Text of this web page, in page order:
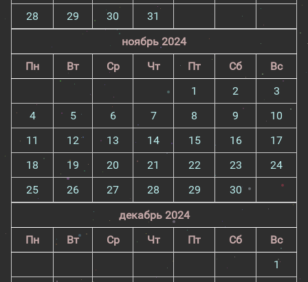
28
29 30
31
ноябрь 2024
Пн
Вт Ср Чт Пт Сб
Вс
1
2
3
4
5 6 7 8 9
10
11
12 13 14 15 16
17
18
19 20 21 22 23
24
25
26 27 28 29
30
декабрь 2024
Пн
Вт Ср Чт Пт Сб
Вс
1